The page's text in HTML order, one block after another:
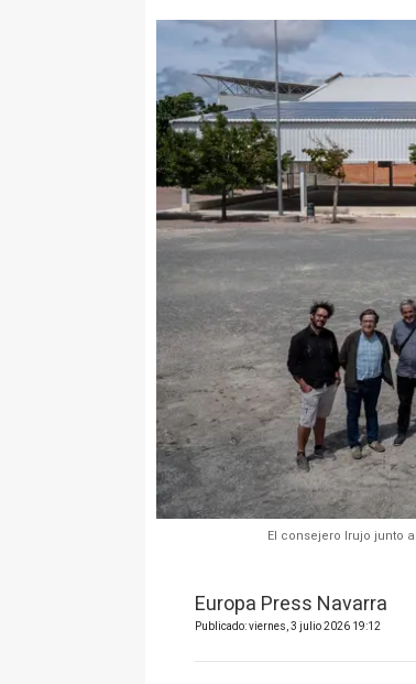
El consejero Irujo junto
Europa Press Navarra
Publicado: viernes, 3 julio 2026 19:12